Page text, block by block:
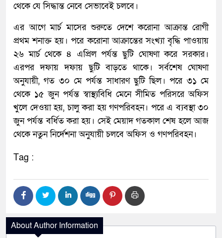
থেকে যে সিদ্ধান্ত নেবে সেভাবেই চলবে।
এর আগে মার্চ মাসের শুরুতে দেশে করোনা আক্রান্ত রোগী
প্রথম শনাক্ত হয়। পরে করোনা আক্রান্তের সংখ্যা বৃদ্ধি পাওয়ায়
২৬ মার্চ থেকে ৪ এপ্রিল পর্যন্ত ছুটি ঘোষণা করে সরকার।
এরপর দফায় দফায় ছুটি বাড়তে থাকে। সর্বশেষ ঘোষণা
অনুযায়ী, গত ৩০ মে পর্যন্ত সাধারণ ছুটি ছিল। পরে ৩১ মে
থেকে ১৫ জুন পর্যন্ত স্বাস্থ্যবিধি মেনে সীমিত পরিসরে অফিস
খুলে দেওয়া হয়, চালু করা হয় গণপরিবহন। পরে এ ব্যবস্থা ৩০
জুন পর্যন্ত বর্ধিত করা হয়। সেই মেয়াদ গতকাল শেষ হলে আজ
থেকে নতুন নির্দেশনা অনুযায়ী চলবে অফিস ও গণপরিবহন।
Tag :
About Author Information